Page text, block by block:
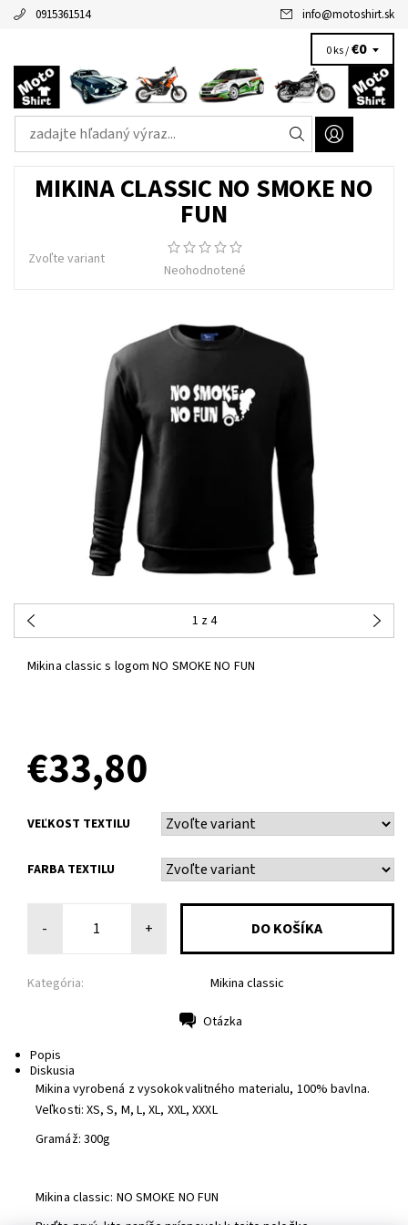
0915361514 info@motoshirt.sk
0 ks /€0
MIKINA CLASSIC NO SMOKE NO
FUN
Zvoľte variant
Neohodnotené
1 z 4
Mikina classic s logom NO SMOKE NO FUN
€33,80
VEĽKOST TEXTILU
FARBA TEXTILU
- +
Kategória: Mikina classic
Otázka
Popis
Diskusia
Mikina vyrobená z vysokokvalitného materialu, 100% bavlna.
Veľkosti: XS, S, M, L, XL, XXL, XXXL
Gramáž: 300g
Mikina classic: NO SMOKE NO FUN